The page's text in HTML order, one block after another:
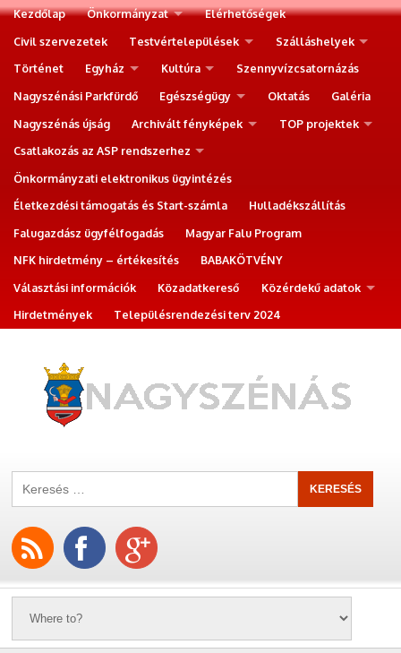
Kezdőlap Önkormányzat
Elérhetőségek
Civil szervezetek
Testvértelepülések
Szálláshelyek
Történet
Egyház Kultúra
Szennyvízcsatornázás
Nagyszénási Parkfürdő
Egészségügy Oktatás
Galéria
Nagyszénás újság
Archivált fényképek
TOP projektek
Csatlakozás az ASP rendszerhez
Önkormányzati elektronikus ügyintézés
Életkezdési támogatás és Start-számla
Hulladékszállítás
Falugazdász ügyfélfogadás
Magyar Falu Program
NFK hirdetmény – értékesítés
BABAKÖTVÉNY
Választási információk
Közadatkereső
Közérdekű adatok
Hirdetmények
Településrendezési terv 2024